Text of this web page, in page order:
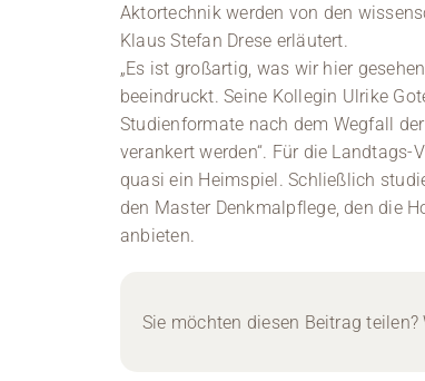
Aktortechnik werden von den
Klaus Stefan Drese erläutert.
„Es ist großartig, was wir hier
beeindruckt. Seine Kollegin Ulrike
Studienformate nach dem Wegfall
verankert werden“. Für die
quasi ein Heimspiel. Schließlich
den Master Denkmalpflege, den die
anbieten.
Sie möchten diesen Beitrag